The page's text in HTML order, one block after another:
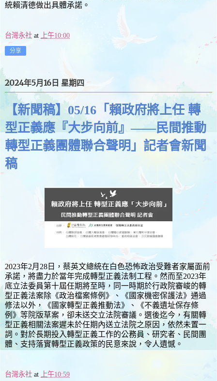
統賴清德做出具體承諾。
台灣永社 at 上午10:00
分享
2024年5月16日 星期四
【新聞稿】05/16「賴政府將上任 轉
型正義應『大步向前』——民間推動
轉型正義團體聯合聲明」記者會新聞
稿
2023年2月28日，蔡英文總統在白色恐怖政治受難者家屬面前
承諾，將盡力於當年完成轉型正義法制工程。然而至2023年
底立法委員第十屆任期將至時，同一時期於行政院審峻的轉
型正義法案除《政治檔案條例》、《國家機密保護法》通過
修法以外，《國家轉型正義推動法》、《不義遺址保存條
例》等院版草案，卻未送交立法院審議。選後迄今，有關轉
型正義相關法案遲未於任期內送立法院之原因，依然未置一
詞。對於長期投入轉型正義工作的公務員、研究者、民間團
體、支持落實轉型正義政策的民意來說，令人遺憾。
台灣永社 at 上午10:59